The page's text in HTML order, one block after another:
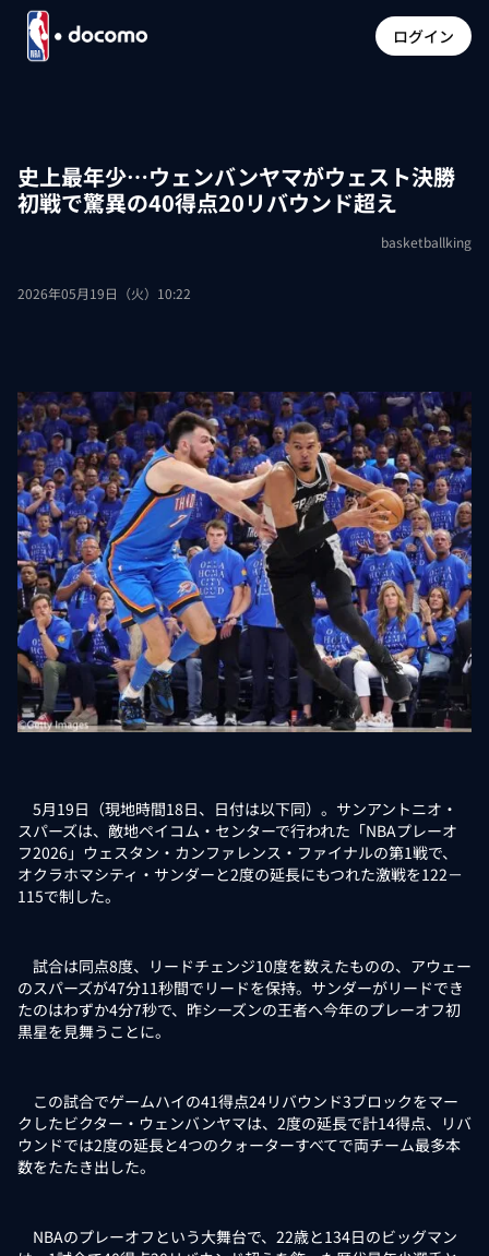
ログイン
史上最年少…ウェンバンヤマがウェスト決勝
初戦で驚異の40得点20リバウンド超え
basketballking
2026年05月19日（火）10:22
5月19日（現地時間18日、日付は以下同）。サンアントニオ・
スパーズは、敵地ペイコム・センターで行われた「NBAプレーオ
フ2026」ウェスタン・カンファレンス・ファイナルの第1戦で、
オクラホマシティ・サンダーと2度の延長にもつれた激戦を122－
115で制した。
試合は同点8度、リードチェンジ10度を数えたものの、アウェー
のスパーズが47分11秒間でリードを保持。サンダーがリードでき
たのはわずか4分7秒で、昨シーズンの王者へ今年のプレーオフ初
黒星を見舞うことに。
この試合でゲームハイの41得点24リバウンド3ブロックをマー
クしたビクター・ウェンバンヤマは、2度の延長で計14得点、リバ
ウンドでは2度の延長と4つのクォーターすべてで両チーム最多本
数をたたき出した。
NBAのプレーオフという大舞台で、22歳と134日のビッグマン